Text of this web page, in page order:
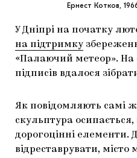
CARPATHIAN
Ернест Котков,
У Дніпрі на початку
на підтримку
«Палаючий метеор». На
підписів вдалося
Як повідомляють самі
скульптура осипається,
дорогоцінні елементи.
відреставрувати, місто